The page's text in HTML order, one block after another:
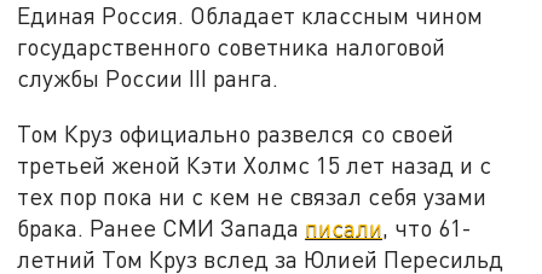
Единая Россия. Обладает классным чином
государственного советника налоговой
службы России III ранга.
Том Круз официально развелся со своей
третьей женой Кэти Холмс 15 лет назад и с
тех пор пока ни с кем не связал себя узами
брака. Ранее СМИ Запада писали, что 61-
летний Том Круз вслед за Юлией Пересильд